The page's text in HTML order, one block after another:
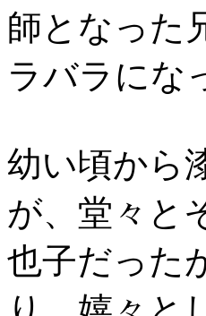
師となった
ラバラにな
幼い頃から
が、堂々と
也子だった